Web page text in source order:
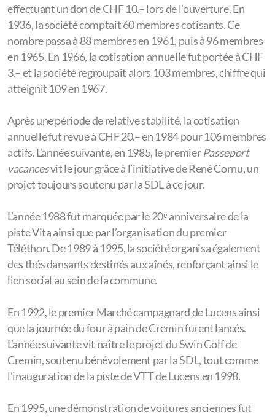
effectuant un don de CHF 10.– lors de l’ouverture. En
1936, la société comptait 60 membres cotisants. Ce
nombre passa à 88 membres en 1961, puis à 96 membres
en 1965. En 1966, la cotisation annuelle fut portée à CHF
3.– et la société regroupait alors 103 membres, chiffre qui
atteignit 109 en 1967.
Après une période de relative stabilité, la cotisation
annuelle fut revue à CHF 20.– en 1984 pour 106 membres
actifs. L’année suivante, en 1985, le premierPasseport
vacancesvit le jour grâce à l’initiative de René Cornu, un
projet toujours soutenu par la SDL à ce jour.
L’année 1988 fut marquée par le 20ᵉ anniversaire de la
piste Vita ainsi que par l’organisation du premier
Téléthon. De 1989 à 1995, la société organisa également
des thés dansants destinés aux aînés, renforçant ainsi le
lien social au sein de la commune.
En 1992, le premier Marché campagnard de Lucens ainsi
que la journée du four à pain de Cremin furent lancés.
L’année suivante vit naître le projet du Swin Golf de
Cremin, soutenu bénévolement par la SDL, tout comme
l’inauguration de la piste de VTT de Lucens en 1998.
En 1995, une démonstration de voitures anciennes fut